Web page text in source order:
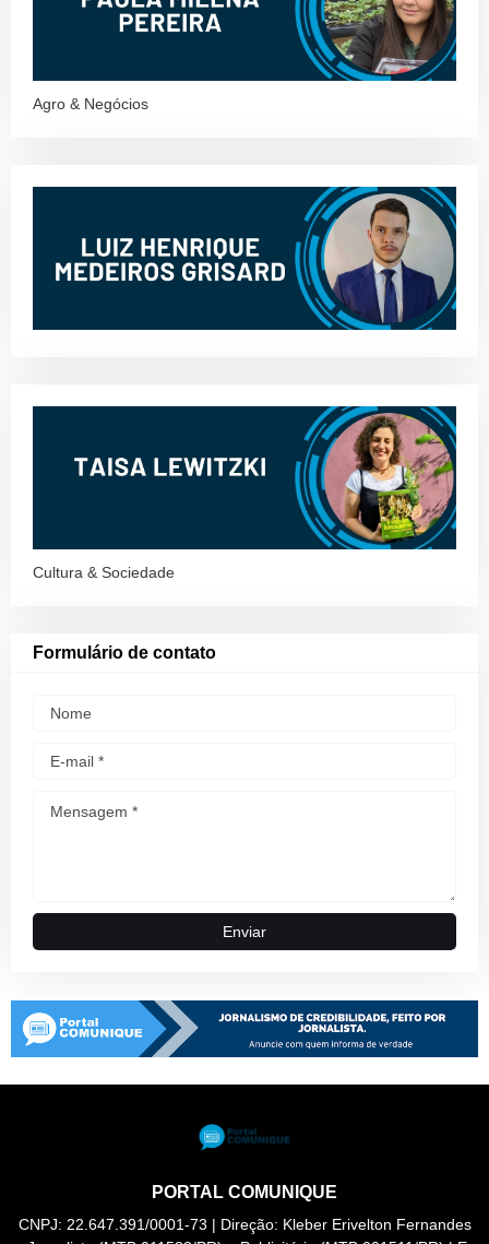
Agro & Negócios
Cultura & Sociedade
Formulário de contato
PORTAL COMUNIQUE
CNPJ: 22.647.391/0001-73 | Direção: Kleber Erivelton Fernandes